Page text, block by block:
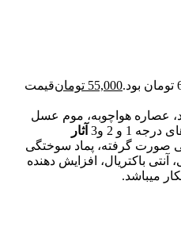
55,000 تومانقیمت
عصاره هواچوبه، موم عسل
1 و 2 و3
آثار
صورت گرفته، پماد سوختگی
باکتریال، افزایش دهنده
می­باشد.